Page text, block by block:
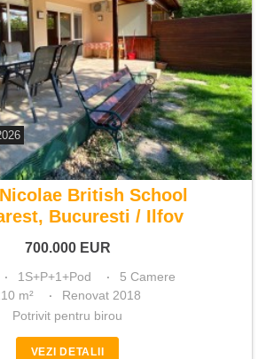
casa 5 camere
British School
Bucuresti / Ilfov
700.000 EUR
1S+P+1+Pod
5 Camere
m²
Renovat 2018
Potrivit pentru birou
VEZI DETALII